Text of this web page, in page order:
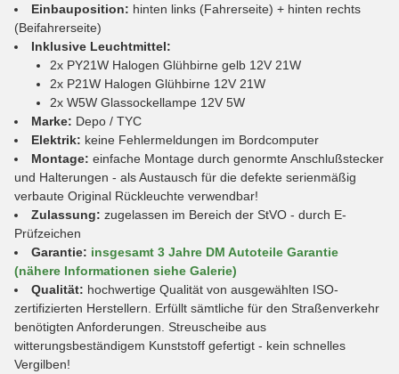
Einbauposition: hinten links (Fahrerseite) + hinten rechts
(Beifahrerseite)
Inklusive Leuchtmittel:
2x PY21W Halogen Glühbirne gelb 12V 21W
2x P21W Halogen Glühbirne 12V 21W
2x W5W Glassockellampe 12V 5W
Marke: Depo / TYC
Elektrik: keine Fehlermeldungen im Bordcomputer
Montage: einfache Montage durch genormte Anschlußstecker
und Halterungen - als Austausch für die defekte serienmäßig
verbaute Original Rückleuchte verwendbar!
Zulassung: zugelassen im Bereich der StVO - durch E-
Prüfzeichen
Garantie: insgesamt 3 Jahre DM Autoteile Garantie
(nähere Informationen siehe Galerie)
Qualität: hochwertige Qualität von ausgewählten ISO-
zertifizierten Herstellern. Erfüllt sämtliche für den Straßenverkehr
benötigten Anforderungen. Streuscheibe aus
witterungsbeständigem Kunststoff gefertigt - kein schnelles
Vergilben!